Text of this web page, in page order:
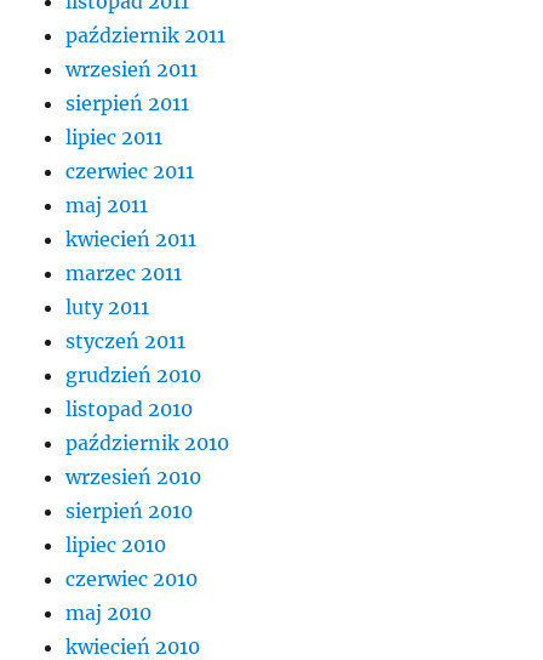
październik 2011
wrzesień 2011
sierpień 2011
lipiec 2011
czerwiec 2011
maj 2011
kwiecień 2011
marzec 2011
luty 2011
styczeń 2011
grudzień 2010
listopad 2010
październik 2010
wrzesień 2010
sierpień 2010
lipiec 2010
czerwiec 2010
maj 2010
kwiecień 2010